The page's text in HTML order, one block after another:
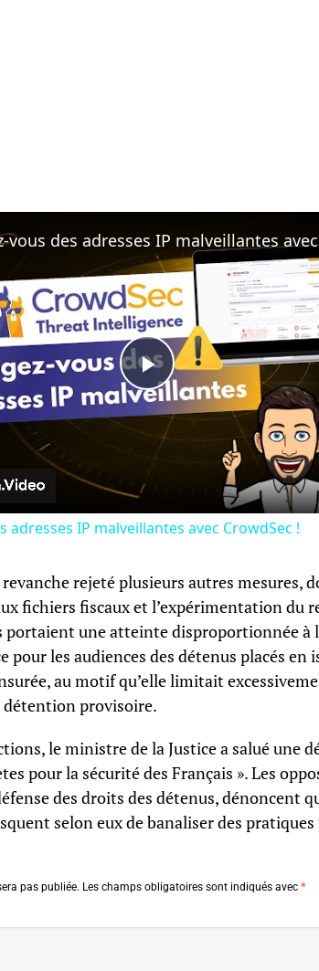
Play
Video
adresses IP malveillantes avec CrowdSec !
rejeté plusieurs autres mesures,
fichiers fiscaux et l’expérimentation du
portaient une atteinte disproportionnée à
pour les audiences des détenus placés en
au motif qu’elle limitait
détention provisoire.
le ministre de la Justice a salué une
pour la sécurité des Français ». Les
des droits des détenus, dénoncent
selon eux de banaliser des
pas publiée. Les champs obligatoires sont indiqués avec *